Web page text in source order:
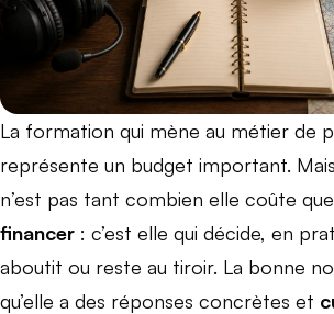
La formation qui mène au métier de
représente un budget important.
n’est pas tant combien elle coûte que
financer : c’est elle qui décide, en
aboutit ou reste au tiroir. La bonne
qu’elle a des réponses concrètes et